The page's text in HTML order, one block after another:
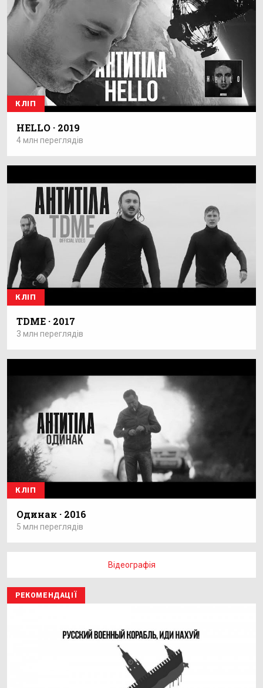
КЛІП
HELLO · 2019
4 млн переглядів
КЛІП
TDME · 2017
3 млн переглядів
КЛІП
Одинак · 2016
5 млн переглядів
Відеографія
РЕКОМЕНДАЦІЇ